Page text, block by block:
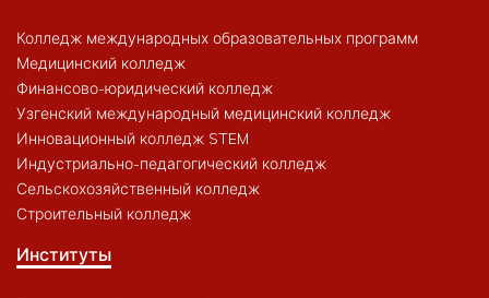
Колледж международных образовательных программ
Медицинский колледж
Финансово-юридический колледж
Узгенский международный медицинский колледж
Инновационный колледж STEM
Индустриально-педагогический колледж
Сельскохозяйственный колледж
Строительный колледж
Институты